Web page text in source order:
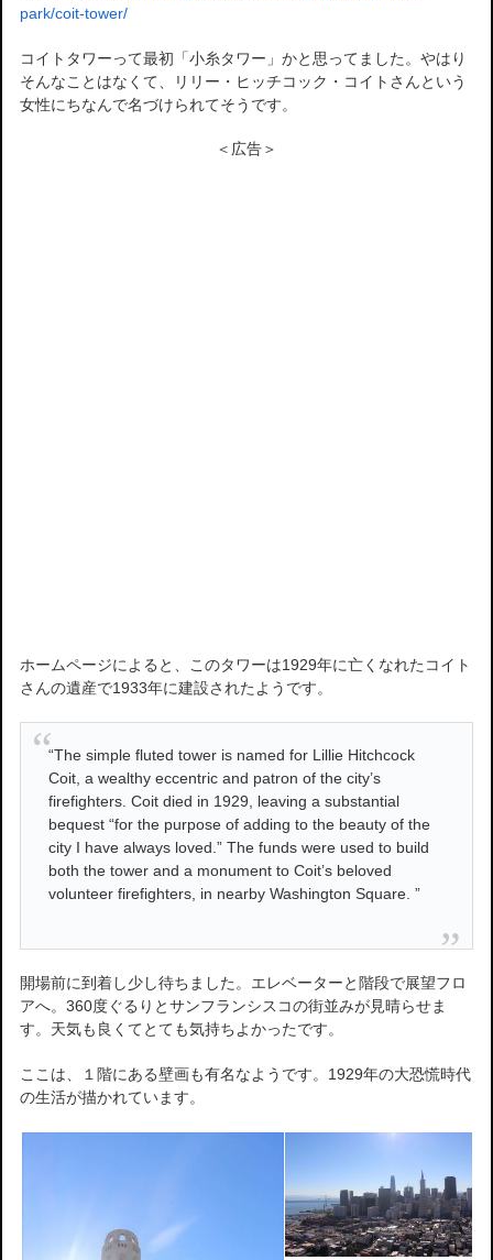
park/coit-tower/
コイトタワーって最初「小糸タワー」かと思ってました。やはり
そんなことはなくて、リリー・ヒッチコック・コイトさんという
女性にちなんで名づけられてそうです。
＜広告＞
ホームページによると、このタワーは1929年に亡くなれたコイト
さんの遺産で1933年に建設されたようです。
“The simple fluted tower is named for Lillie Hitchcock
Coit, a wealthy eccentric and patron of the city’s
firefighters. Coit died in 1929, leaving a substantial
bequest “for the purpose of adding to the beauty of the
city I have always loved.” The funds were used to build
both the tower and a monument to Coit’s beloved
volunteer firefighters, in nearby Washington Square. ”
開場前に到着し少し待ちました。エレベーターと階段で展望フロ
アへ。360度ぐるりとサンフランシスコの街並みが見晴らせま
す。天気も良くてとても気持ちよかったです。
ここは、１階にある壁画も有名なようです。1929年の大恐慌時代
の生活が描かれています。